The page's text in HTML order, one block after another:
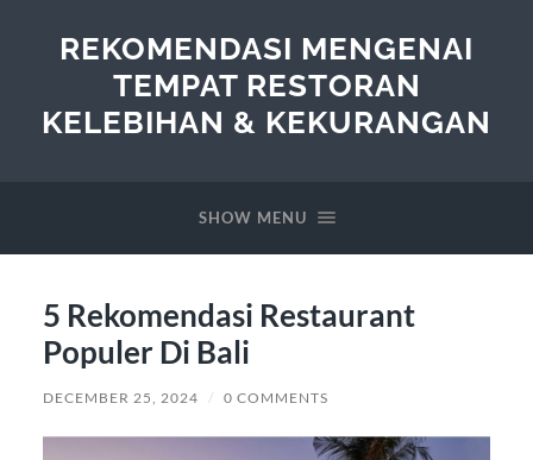
REKOMENDASI MENGENAI
TEMPAT RESTORAN
KELEBIHAN & KEKURANGAN
SHOW MENU
5 Rekomendasi Restaurant
Populer Di Bali
DECEMBER 25, 2024 / 0 COMMENTS